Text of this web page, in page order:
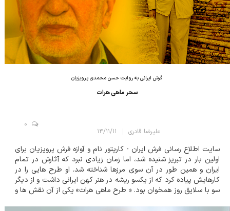
فرش ایرانی به روایت حسن محمدی پرویزیان
سحر ماهی هرات
علیرضا قادری ۱۴/۱۱/۱۱
0
سایت اطلاع رسانی فرش ایران - کارپتور نام و آوازه فرش پرویزیان برای
اولین بار در تبریز شنیده شد، اما زمان زیادی نبرد که آثارش در تمام
ایران و همین طور در آن سوی مرزها شناخته شد. او طرح هایی را در
کارهایش پیاده کرد که از یکسو ریشه در هنر کهن ایرانی داشت و از دیگر
سو با سلایق روز همخوان بود. « طرح ماهی هرات» یکی از آن نقش ها و